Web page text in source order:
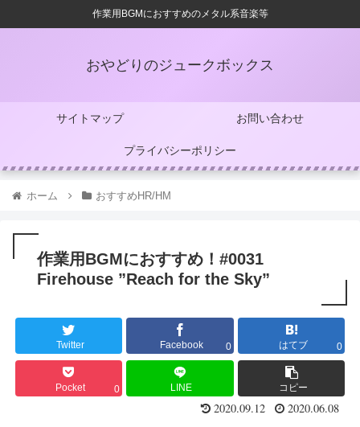
作業用BGMにおすすめのメタル系音楽等
おやどりのジュークボックス
サイトマップ お問い合わせ
プライバシーポリシー
ホーム おすすめHR/HM
作業用BGMにおすすめ！#0031
Firehouse ”Reach for the Sky”
Twitter Facebook 0 はてブ 0
Pocket 0 LINE コピー
2020.09.12 2020.06.08